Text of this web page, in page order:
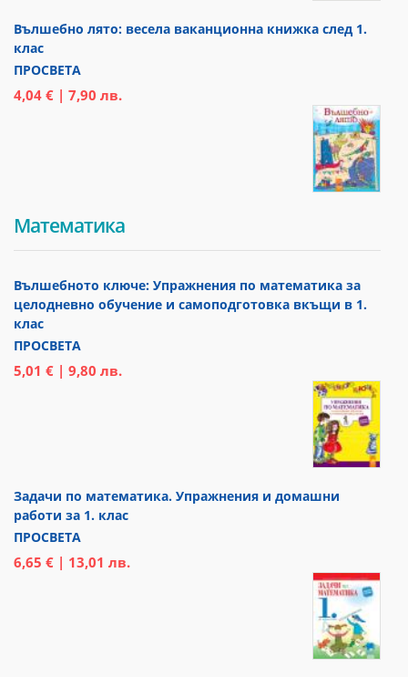
Вълшебно лято: весела ваканционна книжка след 1.
клас
ПРОСВЕТА
4,04 € | 7,90 лв.
Математика
Вълшебното ключе: Упражнения по математика за
целодневно обучение и самоподготовка вкъщи в 1.
клас
ПРОСВЕТА
5,01 € | 9,80 лв.
Задачи по математика. Упражнения и домашни
работи за 1. клас
ПРОСВЕТА
6,65 € | 13,01 лв.